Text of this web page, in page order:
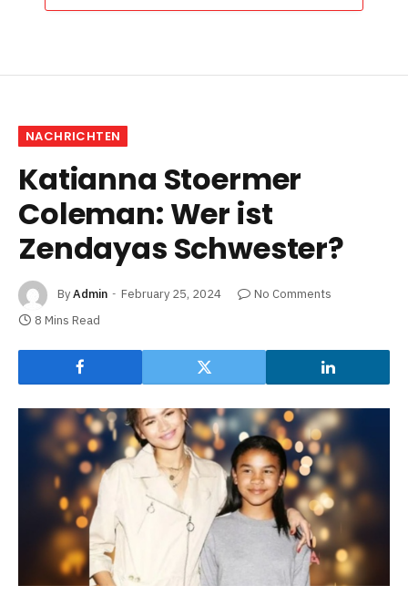
NACHRICHTEN
Katianna Stoermer
Coleman: Wer ist
Zendayas Schwester?
ByAdmin February 25, 2024
No Comments
8 Mins Read